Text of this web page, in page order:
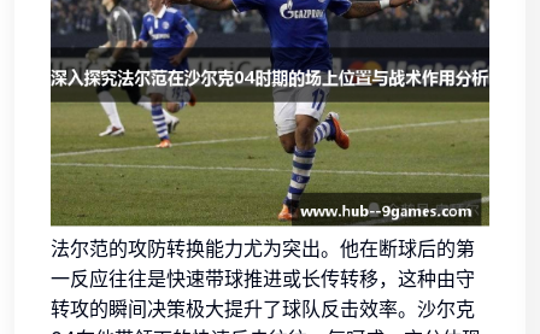
法尔范的攻防转换能力尤为突出。他在断球后的第
一反应往往是快速带球推进或长传转移，这种由守
转攻的瞬间决策极大提升了球队反击效率。沙尔克